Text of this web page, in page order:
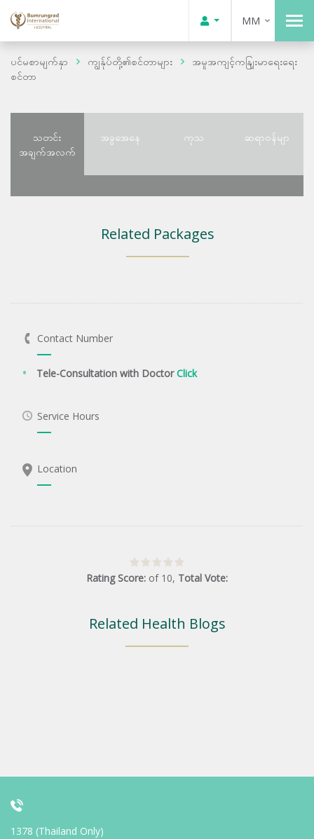
MM
ပင်မစာမျက်နှာ ကျွန်ုပ်တို့၏စင်တာများ
အမူအကျင့်ကနျြးမာရေးရေး
စင်တာ
သတင်း
အချက်အလက်
အခွအေနေ ကုသ ဆရာဝန်မျာ
Related Packages
Contact Number
Tele-Consultation with DoctorClick
Service Hours
Location
Rating Score: of 10, Total Vote:
Related Health Blogs
1378 (Thailand Only)